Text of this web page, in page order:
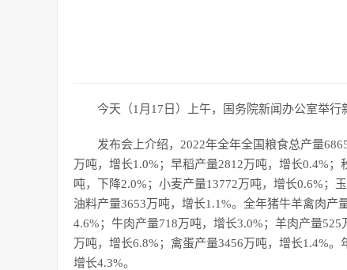
今天（1月17日）上午，国务院新闻办公室举行
发布会上介绍，2022年全年全国粮食总产量
万吨，增长1.0%；早稻产量2812万吨，增长0.4%
吨，下降2.0%；小麦产量13772万吨，增长0.6%；
油料产量3653万吨，增长1.1%。全年猪牛羊禽肉产
4.6%；牛肉产量718万吨，增长3.0%；羊肉产量
万吨，增长6.8%；禽蛋产量3456万吨，增长1.4%
增长4.3%。